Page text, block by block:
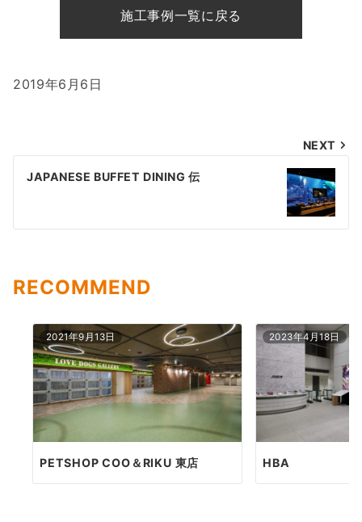
施工事例一覧に戻る
2019年6月6日
ビ
ー
NEXT
JAPANESE BUFFET DINING 伝
RECOMMEND
2021年9月13日
PETSHOP COO＆RIKU 東店
2023年4月18日
HBA